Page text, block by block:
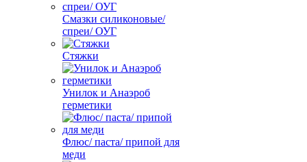
Смазки силиконовые/
спреи/ ОУГ
Стяжки
Унилок и Анаэроб
герметики
Флюс/ паста/ припой для
меди